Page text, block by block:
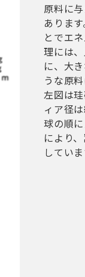
原料に
ありま
とでエ
理には
に、大
うな原
左図は
ィア径
球の順
により
していま